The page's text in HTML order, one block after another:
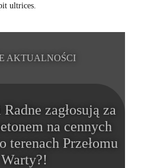
ultrices.
AKTUALNOŚCI
zagłosują za
na cennych
terenach Przełomu
Warty?!